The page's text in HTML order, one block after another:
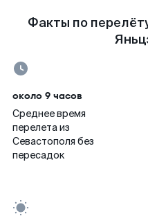
Факты по
около 9 часов
Среднее время
перелета из
Севастополя без
пересадок